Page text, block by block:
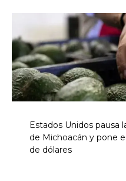
Estados Unidos pausa
de Michoacán y pone
de dólares